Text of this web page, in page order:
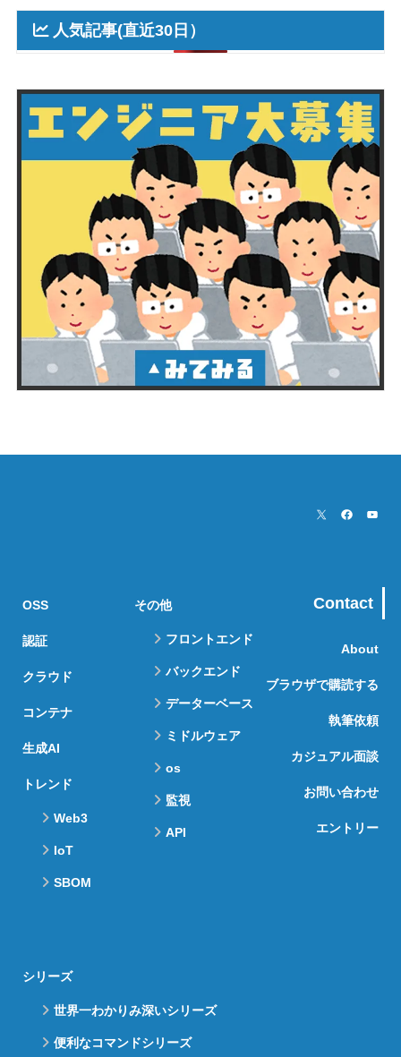
人気記事(直近30日）
OSS
認証
クラウド
コンテナ
生成AI
トレンド
Web3
IoT
SBOM
その他
フロントエンド
バックエンド
データーベース
ミドルウェア
os
監視
API
シリーズ
世界一わかりみ深いシリーズ
便利なコマンドシリーズ
Contact
About
ブラウザで購読する
執筆依頼
カジュアル面談
お問い合わせ
エントリー